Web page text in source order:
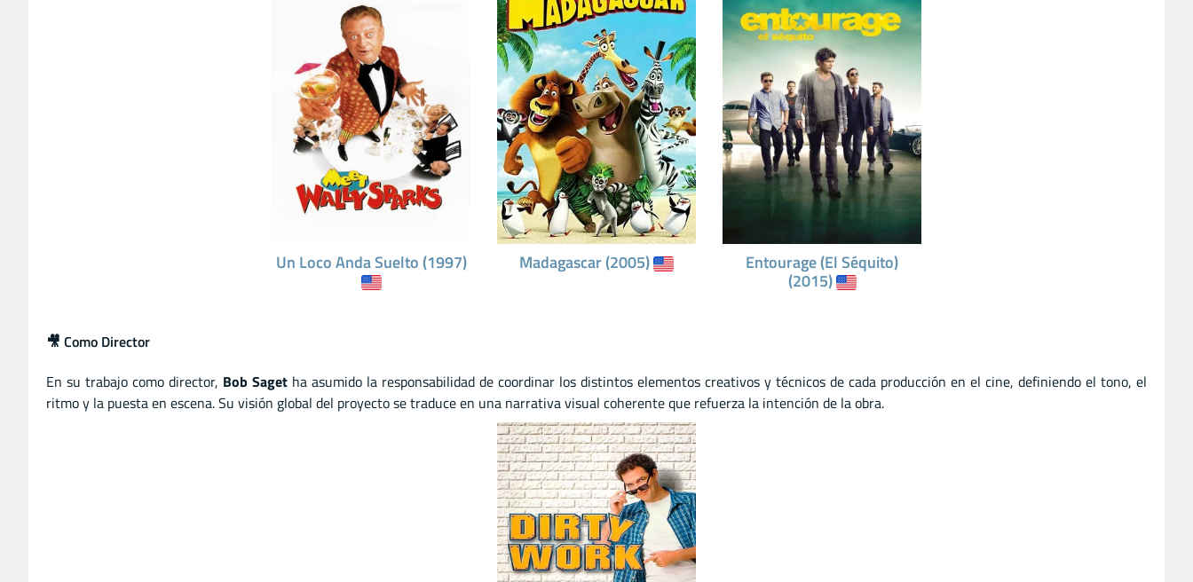
Un Loco Anda Suelto (1997) Madagascar (2005) Entourage (El Séquito)
(2015)
🎥 Como Director
En su trabajo como director, Bob Saget ha asumido la responsabilidad de coordinar los distintos elementos creativos y técnicos de cada producción en el cine, definiendo el tono, el
ritmo y la puesta en escena. Su visión global del proyecto se traduce en una narrativa visual coherente que refuerza la intención de la obra.